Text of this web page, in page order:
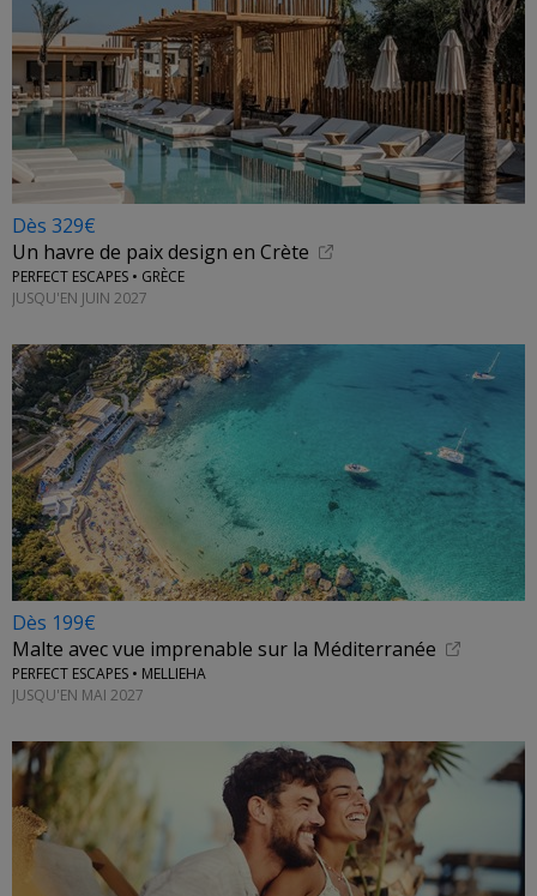
Dès 329€
Un havre de paix design en Crète
PERFECT ESCAPES • GRÈCE
JUSQU'EN JUIN 2027
Dès 199€
Malte avec vue imprenable sur la Méditerranée
PERFECT ESCAPES • MELLIEHA
JUSQU'EN MAI 2027